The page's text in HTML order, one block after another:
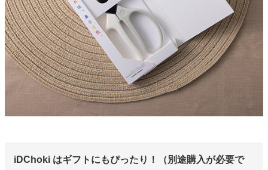
iDChoki はギフトにもぴったり！（別途購入が必要で